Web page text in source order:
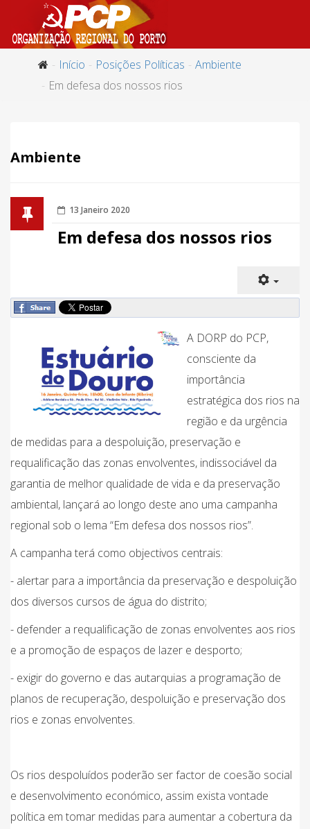
Início Posições Políticas
Ambiente
Em defesa dos nossos rios
Ambiente
13 Janeiro 2020
Em defesa dos nossos rios
A DORP do PCP,
consciente da
importância
estratégica dos rios na
região e da urgência
de medidas para a despoluição, preservação e
requalificação das zonas envolventes, indissociável da
garantia de melhor qualidade de vida e da preservação
ambiental, lançará ao longo deste ano uma campanha
regional sob o lema “Em defesa dos nossos rios”.
A campanha terá como objectivos centrais:
- alertar para a importância da preservação e despoluição
dos diversos cursos de água do distrito;
- defender a requalificação de zonas envolventes aos rios
e a promoção de espaços de lazer e desporto;
- exigir do governo e das autarquias a programação de
planos de recuperação, despoluição e preservação dos
rios e zonas envolventes.
Os rios despoluídos poderão ser factor de coesão social
e desenvolvimento económico, assim exista vontade
política em tomar medidas para aumentar a cobertura da